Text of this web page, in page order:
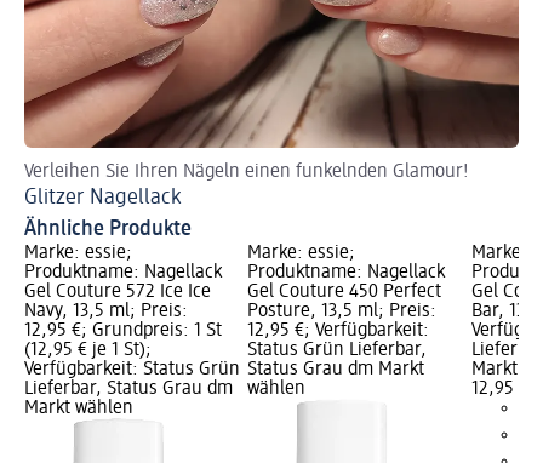
Verleihen Sie Ihren Nägeln einen funkelnden Glamour!
Glitzer Nagellack
Ähnliche Produkte
Marke: essie;
Produktname: Nagellack
Gel Couture 572 Ice Ice
Navy, 13,5 ml; Preis:
12,95 €; Grundpreis: 1 St
(12,95 € je 1 St);
Verfügbarkeit: Status Grün
Lieferbar, Status Grau dm
Markt wählen
Marke: essie;
Produktname: Nagellack
Gel Couture 450 Perfect
Posture, 13,5 ml; Preis:
12,95 €; Verfügbarkeit:
Status Grün Lieferbar,
Status Grau dm Markt
wählen
Marke:
Gel
Bar,
Markt
12,95 €